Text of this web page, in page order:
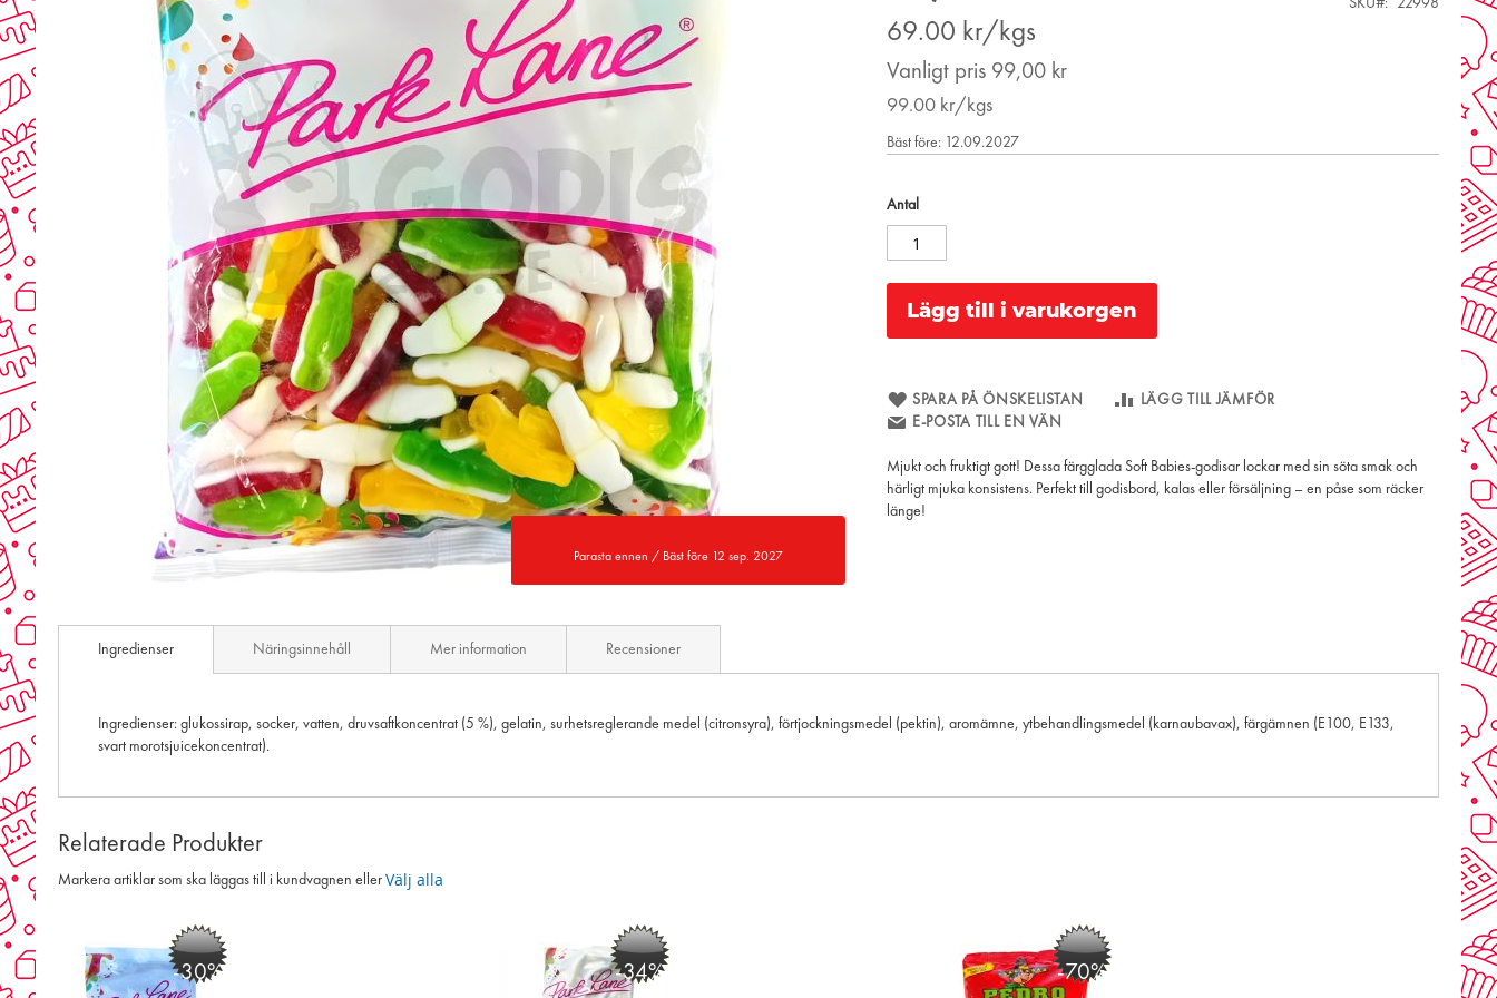
Parasta ennen / Bäst före 12 sep. 2027
to
images
69.00 kr/kgs
Vanligt pris 99,00 kr
99.00 kr/kgs
SKU
22998
Bäst före: 12.09.2027
Antal
Lägg till i varukorgen
SPARA PÅ ÖNSKELISTAN
LÄGG TILL JÄMFÖR
E-POSTA TILL EN VÄN
Mjukt och fruktigt gott! Dessa färgglada Soft Babies-godisar lockar med sin söta smak och
härligt mjuka konsistens. Perfekt till godisbord, kalas eller försäljning – en påse som räcker
länge!
Ingredienser
Ingredienser: glukossirap, socker, vatten, druvsaftkoncentrat (5 %), gelatin, surhetsreglerande medel (citronsyra), förtjockningsmedel (pektin), aromämne, ytbehandlingsmedel (karnaubavax), färgämnen (E100, E133,
svart morotsjuicekoncentrat).
Näringsinnehåll Mer information Recensioner
Relaterade Produkter
Markera artiklar som ska läggas till i kundvagnen eller Välj alla
-30% -34% -70%